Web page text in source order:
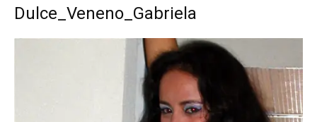
Dulce_Veneno_Gabriela